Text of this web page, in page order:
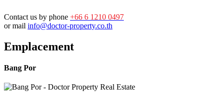
Contact us by phone +66 6 1210 0497
or mail info@doctor-property.co.th
Emplacement
Bang Por